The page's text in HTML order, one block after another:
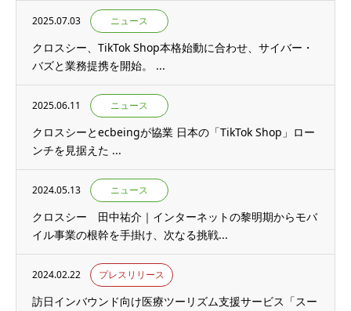
2025.07.03 ニュース
クロスシー、TikTok Shop本格始動に合わせ、サイバー・
バズと業務提携を開始。 ...
2025.06.11 ニュース
クロスシーとecbeingが協業 日本の「TikTok Shop」ロー
ンチを見据えた ...
2024.05.13 ニュース
クロスシー 田中祐介｜インターネットの黎明期からモバ
イル事業の根幹を手掛け、次なる挑戦...
2024.02.22 プレスリリース
訪日インバウンド向け医療ツーリズム支援サービス「スー